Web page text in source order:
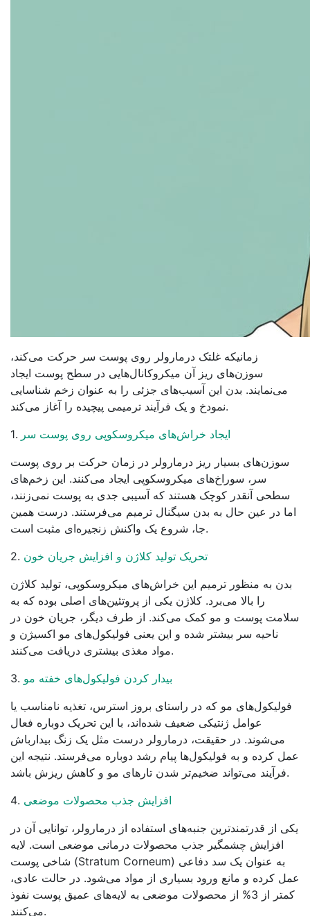
زمانیکه غلتک درمارولر روی پوست سر حرکت می‌کند،
سوزن‌های ریز آن میکروکانال‌هایی در سطح پوست ایجاد
می‌نمایند. بدن این آسیب‌های جزئی را به عنوان زخم شناسایی
نمودخ و یک فرآیند ترمیمی پیچیده را آغاز می‌کند.
1. ایجاد خراش‌های میکروسکوپی روی پوست سر
سوزن‌های بسیار ریز درمارولر در زمان حرکت بر روی پوست
سر، سوراخ‌های میکروسکوپی ایجاد می‌کنند. این زخم‌های
سطحی آنقدر کوچک هستند که آسیبی جدی به پوست نمی‌زنند،
اما در عین حال به بدن سیگنال ترمیم می‌فرستند. درست همین
جا، شروع یک واکنش زنجیره‌ای مثبت است.
2. تحریک تولید کلاژن و افزایش جریان خون
بدن به منظور ترمیم این خراش‌های میکروسکوپی، تولید کلاژن
را بالا می‌برد. کلاژن یکی از پروتئین‌های اصلی بوده که به
سلامت پوست و مو کمک می‌کند. از طرف دیگر، جریان خون در
ناحیه سر بیشتر شده و این یعنی فولیکول‌های مو اکسیژن و
مواد مغذی بیشتری دریافت می‌کنند.
3. بیدار کردن فولیکول‌های خفته مو
فولیکول‌های مو که در راستای بروز استرس، تغذیه نامناسب یا
عوامل ژنتیکی ضعیف شده‌اند، با این تحریک دوباره فعال
می‌شوند. در حقیقت، درمارولر درست مثل یک زنگ بیدارباش
عمل کرده و به فولیکول‌ها پیام رشد دوباره می‌فرستد. نتیجه این
فرآیند می‌تواند ضخیم‌تر شدن تارهای مو و کاهش ریزش باشد.
4. افزایش جذب محصولات موضعی
یکی از قدرتمندترین جنبه‌های استفاده از درمارولر، توانایی آن در
افزایش چشمگیر جذب محصولات درمانی موضعی است. لایه
شاخی پوست (Stratum Corneum) به عنوان یک سد دفاعی
عمل کرده و مانع ورود بسیاری از مواد می‌شود. در حالت عادی،
کمتر از 3% از محصولات موضعی به لایه‌های عمیق پوست نفوذ
می‌کنند.